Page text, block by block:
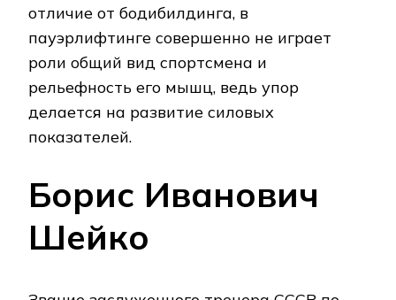
отличие от бодибилдинга, в
пауэрлифтинге совершенно не играет
роли общий вид спортсмена и
рельефность его мышц, ведь упор
делается на развитие силовых
показателей.
Борис Иванович
Шейко